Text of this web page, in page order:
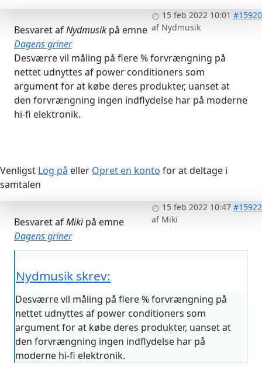
15 feb 2022 10:01 #15920
af Nydmusik
Besvaret afNydmusikpå emne
Dagens griner
Desværre vil måling på flere % forvrængning på
nettet udnyttes af power conditioners som
argument for at købe deres produkter, uanset at
den forvrængning ingen indflydelse har på moderne
hi-fi elektronik.
Venligst Log på eller Opret en konto for at deltage i
samtalen
15 feb 2022 10:47 #15922
af Miki
Besvaret afMikipå emne
Dagens griner
Nydmusik skrev:
Desværre vil måling på flere % forvrængning på
nettet udnyttes af power conditioners som
argument for at købe deres produkter, uanset at
den forvrængning ingen indflydelse har på
moderne hi-fi elektronik.